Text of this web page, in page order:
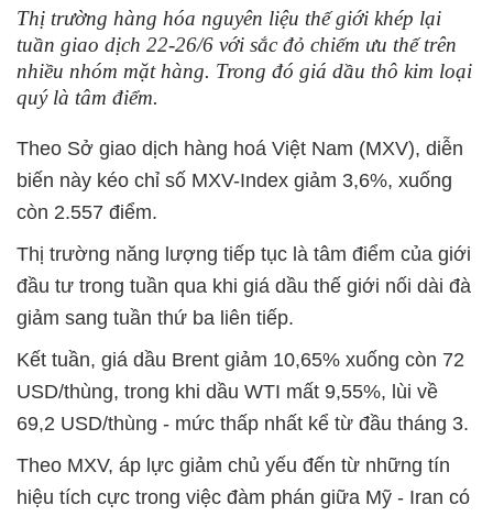
Thị trường hàng hóa nguyên liệu thế giới khép lại
tuần giao dịch 22-26/6 với sắc đỏ chiếm ưu thế trên
nhiều nhóm mặt hàng. Trong đó giá dầu thô kim loại
quý là tâm điểm.
Theo Sở giao dịch hàng hoá Việt Nam (MXV), diễn
biến này kéo chỉ số MXV-Index giảm 3,6%, xuống
còn 2.557 điểm.
Thị trường năng lượng tiếp tục là tâm điểm của giới
đầu tư trong tuần qua khi giá dầu thế giới nối dài đà
giảm sang tuần thứ ba liên tiếp.
Kết tuần, giá dầu Brent giảm 10,65% xuống còn 72
USD/thùng, trong khi dầu WTI mất 9,55%, lùi về
69,2 USD/thùng - mức thấp nhất kể từ đầu tháng 3.
Theo MXV, áp lực giảm chủ yếu đến từ những tín
hiệu tích cực trong việc đàm phán giữa Mỹ - Iran có